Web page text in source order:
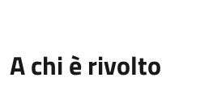
A chi è rivolto